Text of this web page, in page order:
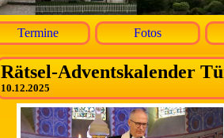
Termine Fotos
Rätsel-Adventskalender
10.12.2025